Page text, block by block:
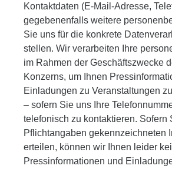
Kontaktdaten (E-Mail-Adresse,
gegebenenfalls weitere
Sie uns für die konkrete
stellen. Wir verarbeiten Ihre
im Rahmen der Geschäftszwecke
Konzerns, um Ihnen
Einladungen zu Veranstaltungen
– sofern Sie uns Ihre
telefonisch zu kontaktieren. Sofern
Pflichtangaben gekennzeichneten
erteilen, können wir Ihnen leider
Pressinformationen und